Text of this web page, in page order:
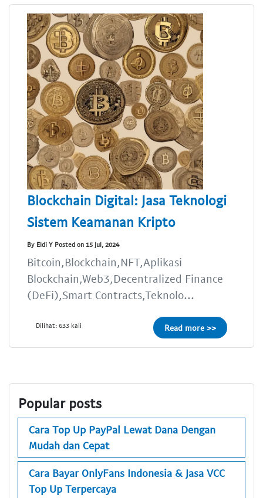
Blockchain Digital: Jasa Teknologi
Sistem Keamanan Kripto
By Eldi Y Posted on 15 Jul, 2024
Bitcoin,Blockchain,NFT,Aplikasi
Blockchain,Web3,Decentralized Finance
(DeFi),Smart Contracts,Teknolo...
Dilihat: 633 kali Read more >>
Popular posts
Cara Top Up PayPal Lewat Dana Dengan
Mudah dan Cepat
Cara Bayar OnlyFans Indonesia & Jasa VCC
Top Up Terpercaya